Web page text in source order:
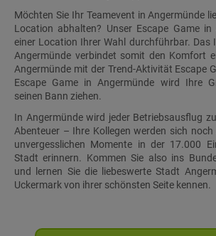
Möchten Sie Ihr Teamevent in Angermünde
Location abhalten? Unser Escape Game
einer Location Ihrer Wahl durchführbar. Das
Angermünde verbindet somit den Komfort
Angermünde mit der Trend-Aktivität Escape
Escape Game in Angermünde wird Ihre
seinen Bann ziehen.
In Angermünde wird jeder Betriebsausflug
Abenteuer – Ihre Kollegen werden sich
unvergesslichen Momente in der 17.000
Stadt erinnern. Kommen Sie also ins
und lernen Sie die liebeswerte Stadt
Uckermark von ihrer schönsten Seite kennen.